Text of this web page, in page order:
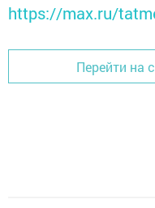
https://max.ru/
Перейти на